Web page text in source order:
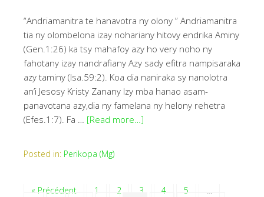
“Andriamanitra te hanavotra ny olony ” Andriamanitra
tia ny olombelona izay nohariany hitovy endrika Aminy
(Gen.1:26) ka tsy mahafoy azy ho very noho ny
fahotany izay nandrafiany Azy sady efitra nampisaraka
azy taminy (Isa.59:2). Koa dia naniraka sy nanolotra
an’i Jesosy Kristy Zanany Izy mba hanao asam-
panavotana azy,dia ny famelana ny helony rehetra
(Efes.1:7). Fa … [Read more…]
Posted in: Perikopa (Mg)
« Précédent 1 2 3 4 5
…